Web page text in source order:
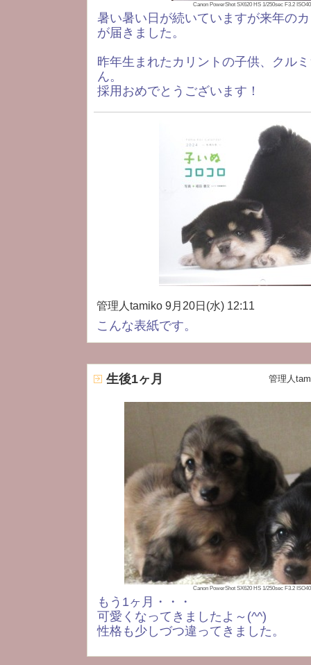
Canon PowerShot SX620 HS 1/250sec F3.2
暑い暑い日が続いていますが来年の
が届きました。
昨年生まれたカリントの子供、クル
ん。
採用おめでとうございます！
管理人tamiko 9月20日(水) 12:11
こんな表紙です。
生後1ヶ月 管理人
Canon PowerShot SX620 HS 1/250sec F3.2
もう1ヶ月・・・
可愛くなってきましたよ～(^^)
性格も少しづつ違ってきました。